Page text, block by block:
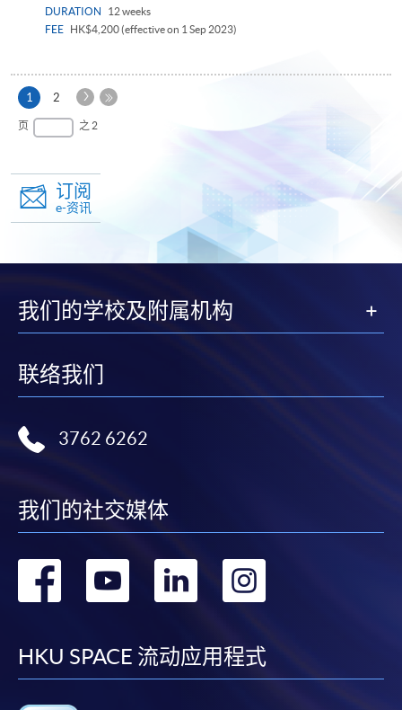
DURATION
12 weeks
FEE
HK$4,200 (effective on 1 Sep 2023)
1 本
页
2
下
页
页 之 2
订阅
e-资讯
我们的学校及附属机构
联络我们
3762 6262
我们的社交媒体
转
facebook
转
youtube
转
linkedin
转
HKU SPACE 流动应用程式